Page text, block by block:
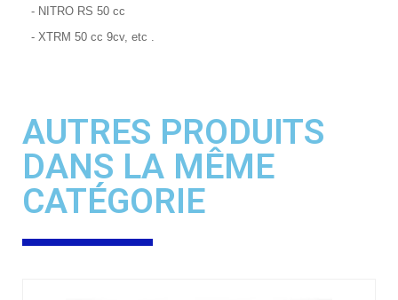
- NITRO RS 50 cc
- XTRM 50 cc 9cv, etc .
AUTRES PRODUITS
DANS LA MÊME
CATÉGORIE